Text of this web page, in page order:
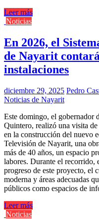
Leer más
Noticias
En 2026, el
de Nayarit
instalaciones
diciembre 29, 2025 Pedro
Noticias de Nayarit
Este domingo, el gobernador
Quintero, realizó una visita
en la construcción del nuevo
Televisión de Nayarit, una
más de 40 años, un espacio
labores. Durante el recorrido,
progreso de este proyecto, el
moderna y áreas adecuadas
públicos como espacios de
Leer más
Noticias